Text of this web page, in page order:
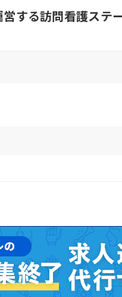
営する訪問看護ス